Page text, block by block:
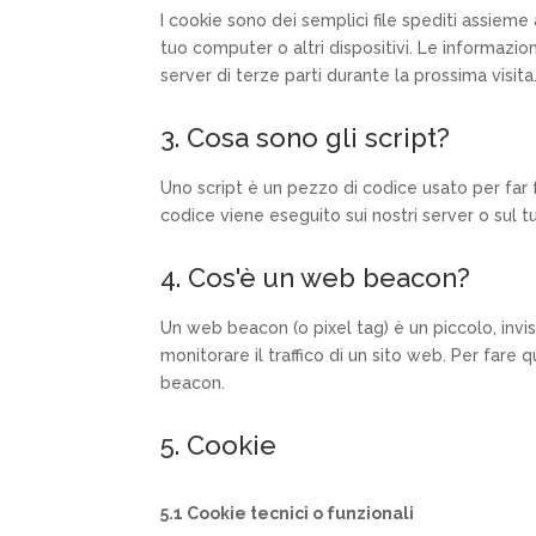
I cookie sono dei semplici file spediti
tuo computer o altri dispositivi. Le
server di terze parti durante la prossima
3. Cosa sono gli script?
Uno script è un pezzo di codice usato per
codice viene eseguito sui nostri server o sul
4. Cos'è un web beacon?
Un web beacon (o pixel tag) è un piccolo,
monitorare il traffico di un sito web. Per fare
beacon.
5. Cookie
5.1 Cookie tecnici o funzionali